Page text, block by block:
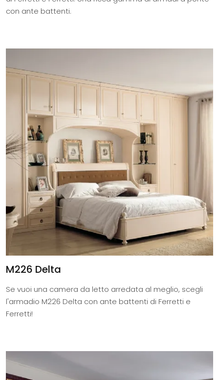
con ante battenti.
M226 Delta
Se vuoi una camera da letto arredata al meglio, scegli
l'armadio M226 Delta con ante battenti di Ferretti e
Ferretti!